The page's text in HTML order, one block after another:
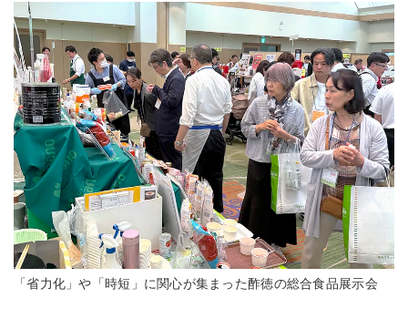
「省力化」や「時短」に関心が集まった酢徳の総合食品展示会